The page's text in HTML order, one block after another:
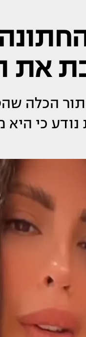
את
בתור הכלה
כי היא